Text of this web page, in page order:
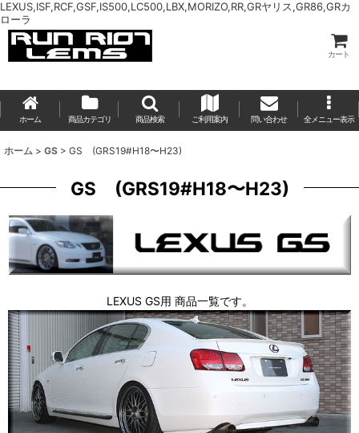
LEXUS,ISF,RCF,GSF,IS500,LC500,LBX,MORIZO,RR,GRヤリス,GR86,GRカ
ローラ
カート
ホーム 商品カテゴリ 商品検索 ご利用案内 問い合わせ 全メニュー表示
ホーム > GS > GS (GRS19#H18〜H23)
GS (GRS19#H18〜H23)
LEXUS GS用 商品一覧です。